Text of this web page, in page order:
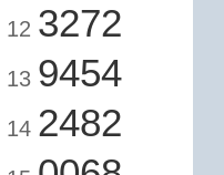
12 3272
13 9454
14 2482